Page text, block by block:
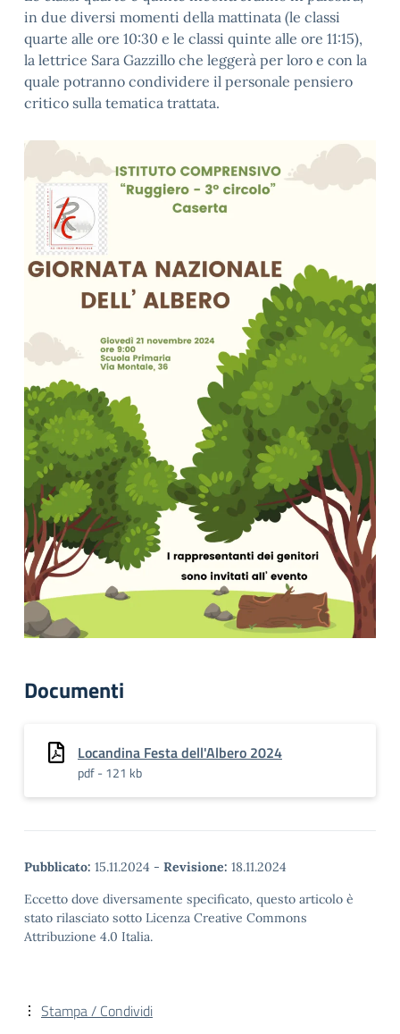
in due diversi momenti della mattinata (le classi
quarte alle ore 10:30 e le classi quinte alle ore 11:15),
la lettrice Sara Gazzillo che leggerà per loro e con la
quale potranno condividere il personale pensiero
critico sulla tematica trattata.
Documenti
Locandina Festa dell'Albero 2024
pdf - 121 kb
Pubblicato: 15.11.2024 - Revisione: 18.11.2024
Eccetto dove diversamente specificato, questo articolo è
stato rilasciato sotto Licenza Creative Commons
Attribuzione 4.0 Italia.
Stampa / Condividi